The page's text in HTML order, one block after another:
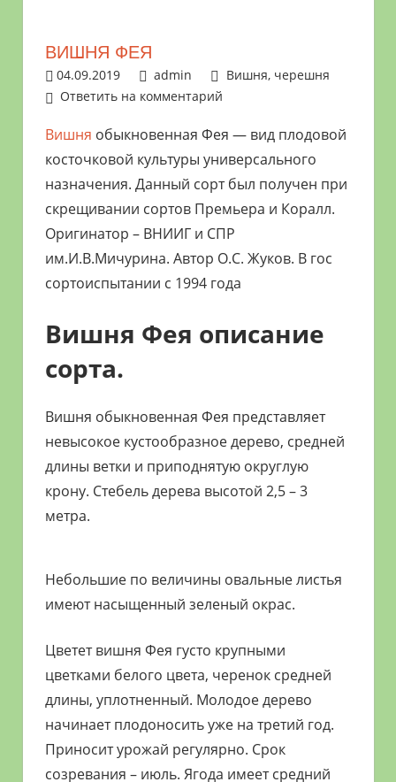
цветами.
Поможем
обустройстве
дачного
выращивании
богатого
урожая.
ВИШНЯ ФЕЯ
04.09.2019 admin
Вишня, черешня
Ответить на комментарий
Вишня обыкновенная Фея — вид плодовой
косточковой культуры универсального
назначения. Данный сорт был получен при
скрещивании сортов Премьера и Коралл.
Оригинатор – ВНИИГ и СПР
им.И.В.Мичурина. Автор О.С. Жуков. В гос
сортоиспытании с 1994 года
Вишня Фея описание
сорта.
Вишня обыкновенная Фея представляет
невысокое кустообразное дерево, средней
длины ветки и приподнятую округлую
крону. Стебель дерева высотой 2,5 – 3
метра.
Небольшие по величины овальные листья
имеют насыщенный зеленый окрас.
Цветет вишня Фея густо крупными
цветками белого цвета, черенок средней
длины, уплотненный. Молодое дерево
начинает плодоносить уже на третий год.
Приносит урожай регулярно. Срок
созревания – июль. Ягода имеет средний